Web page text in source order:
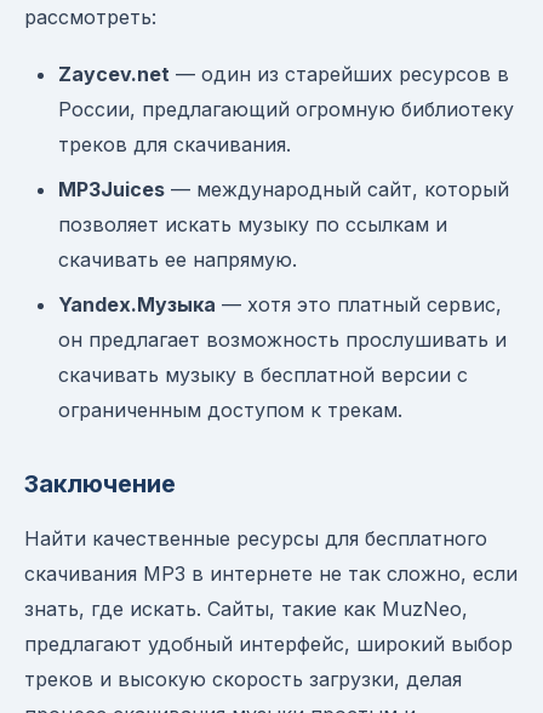
рассмотреть:
Zaycev.net — один из старейших ресурсов в
России, предлагающий огромную библиотеку
треков для скачивания.
MP3Juices — международный сайт, который
позволяет искать музыку по ссылкам и
скачивать ее напрямую.
Yandex.Музыка — хотя это платный сервис,
он предлагает возможность прослушивать и
скачивать музыку в бесплатной версии с
ограниченным доступом к трекам.
Заключение
Найти качественные ресурсы для бесплатного
скачивания MP3 в интернете не так сложно, если
знать, где искать. Сайты, такие как MuzNeo,
предлагают удобный интерфейс, широкий выбор
треков и высокую скорость загрузки, делая